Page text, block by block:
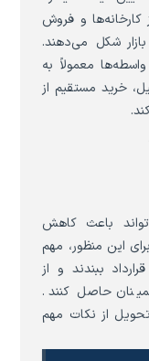
کارخانه‌ها و فروش
شکل می‌دهند.
معمولاً به
خرید مستقیم از
باعث کاهش
این منظور، مهم
ببندند و از
حاصل کنند.
از نکات مهم